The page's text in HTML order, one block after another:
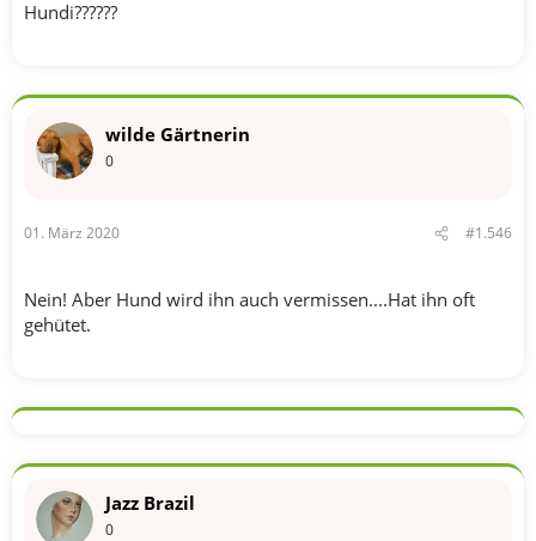
Hundi??????
wilde Gärtnerin
0
01. März 2020 #1.546
Nein! Aber Hund wird ihn auch vermissen....Hat ihn oft
gehütet.
Jazz Brazil
0